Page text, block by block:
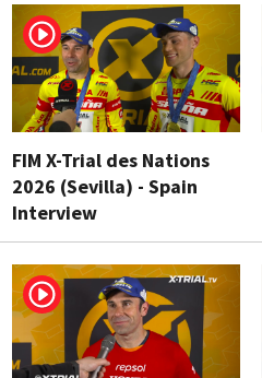
FIM X-Trial des Nations
2026 (Sevilla) - Spain
Interview